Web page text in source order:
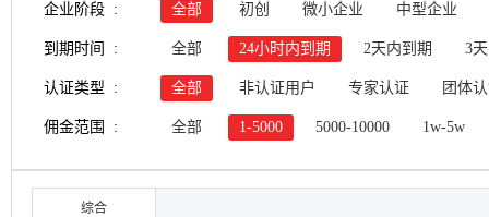
企业阶段 : 全部 初创 微小企业 中型企业
到期时间 : 全部 24小时内到期 2天内到期 3
认证类型 : 全部 非认证用户 专家认证 团体
佣金范围 : 全部 1-5000 5000-10000 1w-5w
综合